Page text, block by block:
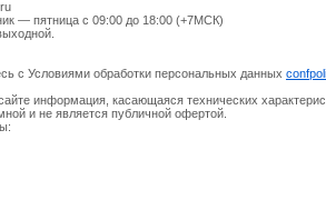
— пятница с 09:00 до 18:00 (+7МСК)
с Условиями обработки персональных данных
информация, касающаяся технических
и не является публичной офертой.